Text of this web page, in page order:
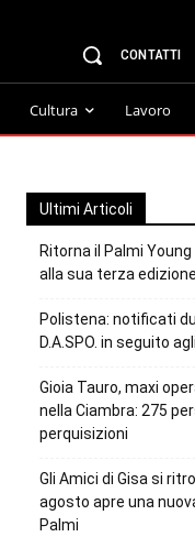
CONTATTI
Cultura Lavoro
Ultimi Articoli
Ritorna il Palmi
alla sua terza edizione.
Polistena: notificati
D.A.SPO. in seguito
Gioia Tauro, maxi
nella Ciambra: 275
perquisizioni
Gli Amici di Gisa si
agosto apre una
Palmi